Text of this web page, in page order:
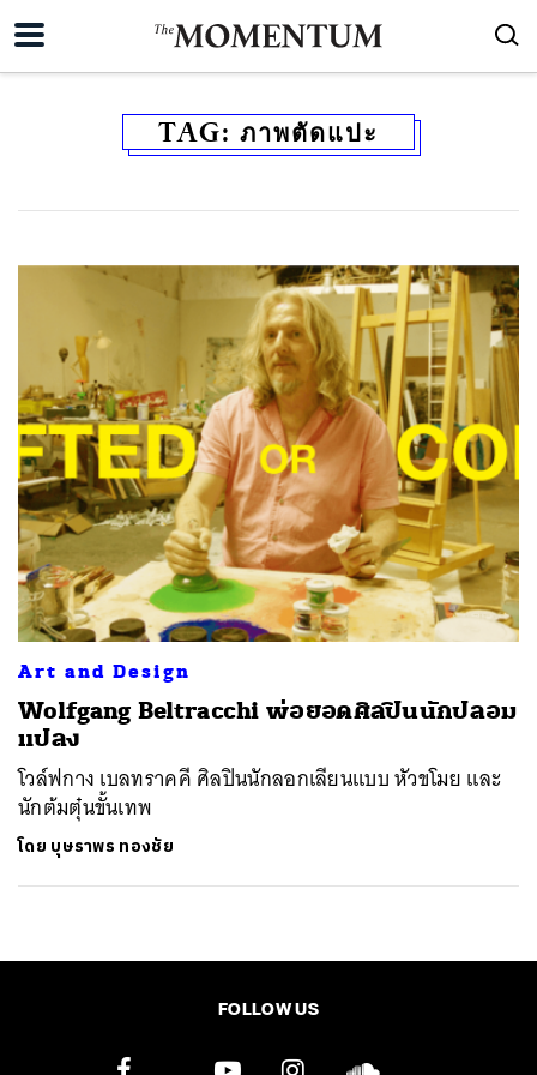
TAG: ภาพตัดแปะ
Art and Design
Wolfgang Beltracchi พ่อยอดศิลปินนักปลอม
แปลง
โวล์ฟกาง เบลทราคคี ศิลปินนักลอกเลียนแบบ หัวขโมย และ
นักต้มตุ๋นขั้นเทพ
โดย บุษราพร ทองชัย
FOLLOW US
SHARE TWEET LINE EMAIL